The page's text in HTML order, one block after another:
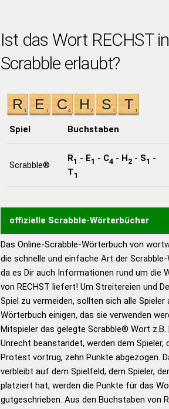
Ist das Wort RECHST in
Scrabble erlaubt?
Spiel Buchstaben
Scrabble®
R1 - E1 - C4 - H2- S1 -
T1
offizielle Scrabble-Wörterbücher
Wortwurzel liefert mit Hilfe eines
Wortanalyse-Algorithmus gute
Wortbedeutung, Worttrennung und
Gültigkeit eines Wortes für das Scrabble-
bestimmen! zugelassene Turnier
Wörterbücher sind:
Duden –
Bänden
Duden – Richtiges
Deutsch
Das Online-Scrabble-Wörterbuch von
die schnelle und einfache Art der
da es Dir auch Informationen rund um die
von RECHST liefert! Um Streitereien und
Spiel zu vermeiden, sollten sich alle Spieler
Wörterbuch einigen, das sie verwenden
Mitspieler das gelegte Scrabble® Wort z.B.
Unrecht beanstandet, werden dem Spieler,
Protest vortrug, zehn Punkte abgezogen.
verbleibt auf dem Spielfeld, dem Spieler,
platziert hat, werden die Punkte für das
gutgeschrieben. Aus den Buchstaben von